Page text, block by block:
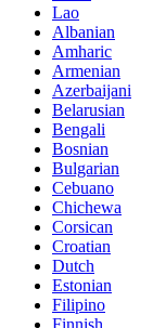
Lao
Albanian
Amharic
Armenian
Azerbaijani
Belarusian
Bengali
Bosnian
Bulgarian
Cebuano
Chichewa
Corsican
Croatian
Dutch
Estonian
Filipino
Finnish